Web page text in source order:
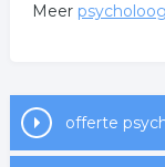
Meer
offerte